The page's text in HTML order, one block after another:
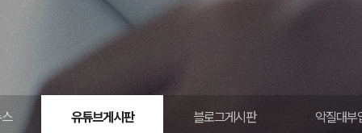
유튜브게시판 블로그게시판 악질대부